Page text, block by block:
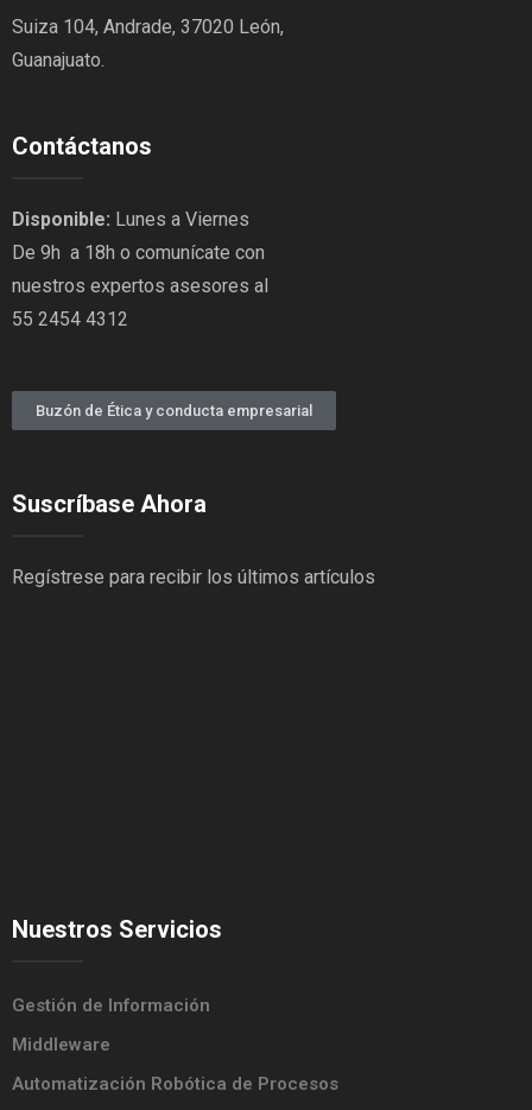
Suiza 104, Andrade, 37020 León,
Guanajuato.
Contáctanos
Disponible: Lunes a Viernes
De 9h a 18h o comunícate con
nuestros expertos asesores al
55 2454 4312
Buzón de Ética y conducta empresarial
Suscríbase Ahora
Regístrese para recibir los últimos artículos
Nuestros Servicios
Gestión de Información
Middleware
Automatización Robótica de Procesos